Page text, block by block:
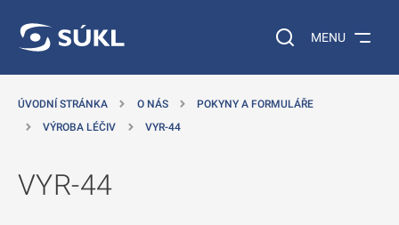
Vyhledávání na
MENU
ÚVODNÍ STRÁNKA O NÁS
POKYNY A FORMULÁŘE
VÝROBA LÉČIV
VYR-44
VYR-44